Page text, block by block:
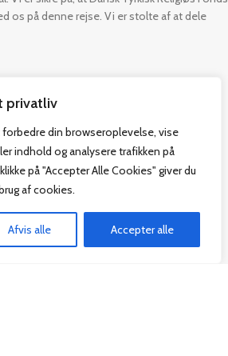
privatliv
din browseroplevelse, vise
indhold og analysere trafikken på
på "Accepter Alle Cookies" giver du
af cookies.
Afvis alle Accepter alle
os på denne rejse. Vi er stolte af at dele
Praktisk
Alle Bøger
Tilbud
Handelsbetingelser